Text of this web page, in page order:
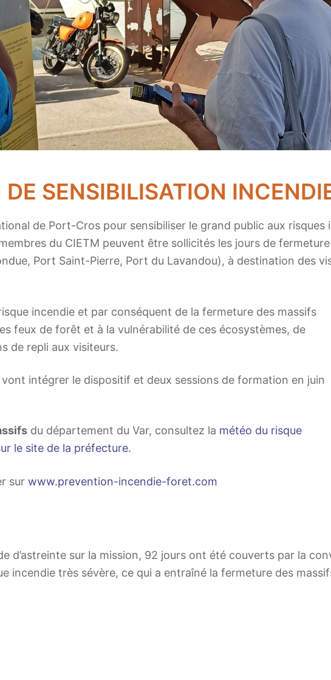
SENSIBILISATION
de Port-Cros pour sensibiliser le grand public aux
du CIETM peuvent être sollicités les jours de
Port Saint-Pierre, Port du Lavandou), à destination des
incendie et par conséquent de la fermeture des massifs
feux de forêt et à la vulnérabilité de ces écosystèmes, de
de repli aux visiteurs.
intégrer le dispositif et deux sessions de formation en juin
du département du Var, consultez la météo du risque
le site de la préfecture.
sur www.prevention-incendie-foret.com
d’astreinte sur la mission, 92 jours ont été couverts par la
incendie très sévère, ce qui a entraîné la fermeture des